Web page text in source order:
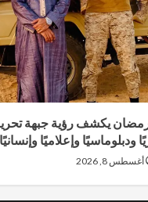
يكشف رؤية جبهة
ودبلوماسيًا وإعلاميًا وإنسانيًا
أغسطس 8, 2026